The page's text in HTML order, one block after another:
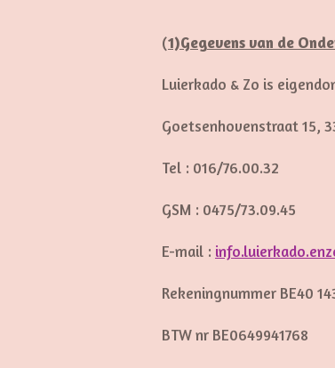
(1)Gegevens van de
Luierkado & Zo is
Goetsenhovenstraat 15,
Tel : 016/76.00.32
GSM : 0475/73.09.45
E-mail :
Rekeningnummer BE40
BTW nr BE0649941768